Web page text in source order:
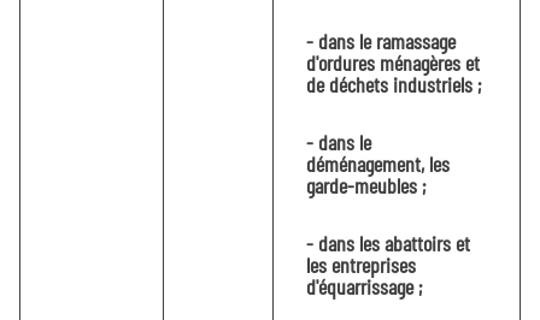
- dans le ramassage
d'ordures ménagères et
de déchets industriels ;
- dans le
déménagement, les
garde-meubles ;
- dans les abattoirs et
les entreprises
d'équarrissage ;